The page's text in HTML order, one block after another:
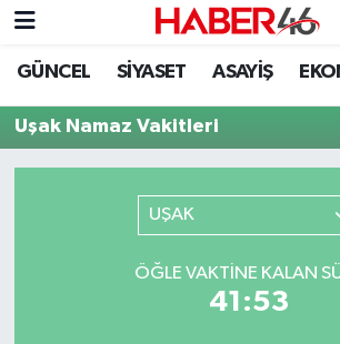
GÜNCEL SİYASET ASAYİŞ
Uşak Namaz Vakitleri
UŞAK
ÖĞLE VAKTINE KALAN
41:53
GÜNCEL
EKONOMİ
Nöbetçi Eczaneler
Kahramanmaraş Namaz
Süper Lig Puan Durumu ve